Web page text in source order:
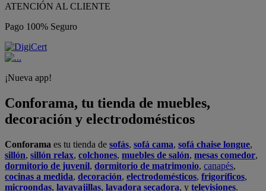
ATENCIÓN AL CLIENTE
Pago 100% Seguro
¡Nueva app!
Conforama, tu tienda de muebles,
decoración y electrodomésticos
Conforama es tu tienda de sofás, sofá cama, sofá chaise longue,
sillón, sillón relax, colchones, muebles de salón, mesas comedor,
dormitorio de juvenil, dormitorio de matrimonio, canapés,
cocinas a medida, decoración, electrodomésticos, frigoríficos,
microondas, lavavajillas, lavadora secadora, y televisiones.